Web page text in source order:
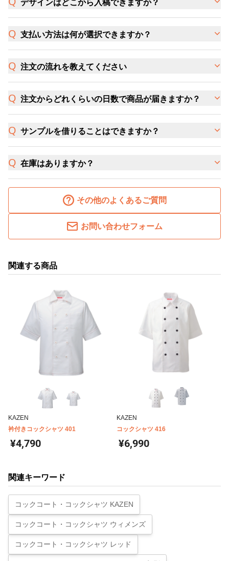
支払い方法は何が選択できますか？
注文の流れを教えてください
注文からどれくらいの日数で商品が届きますか？
サンプルを借りることはできますか？
在庫はありますか？
その他のよくあるご質問
お問い合わせフォーム
関連する商品
KAZEN
衿付きコックシャツ 401
¥4,790
KAZEN
コックシャツ 416
¥6,990
関連キーワード
コックコート・コックシャツ KAZEN
コックコート・コックシャツ ウィメンズ
コックコート・コックシャツ レッド